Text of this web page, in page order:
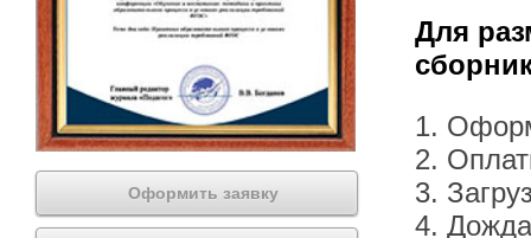
Оформить заявку
Для
1.
2.
3.
4.